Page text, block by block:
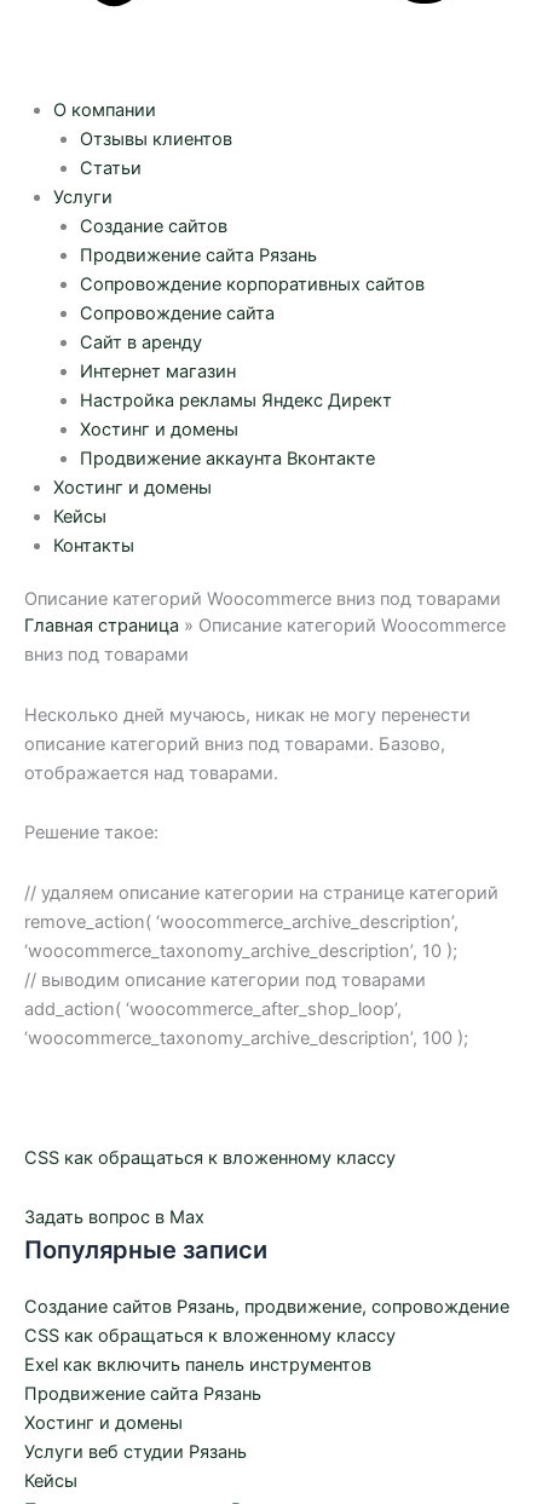
О компании
Отзывы клиентов
Статьи
Услуги
Создание сайтов
Продвижение сайта Рязань
Сопровождение корпоративных сайтов
Сопровождение сайта
Сайт в аренду
Интернет магазин
Настройка рекламы Яндекс Директ
Хостинг и домены
Продвижение аккаунта Вконтакте
Хостинг и домены
Кейсы
Контакты
Описание категорий Woocommerce вниз под товарами
Главная страница » Описание категорий Woocommerce
вниз под товарами
Несколько дней мучаюсь, никак не могу перенести
описание категорий вниз под товарами. Базово,
отображается над товарами.
Решение такое:
// удаляем описание категории на странице категорий
remove_action( ‘woocommerce_archive_description’,
‘woocommerce_taxonomy_archive_description’, 10 );
// выводим описание категории под товарами
add_action( ‘woocommerce_after_shop_loop’,
‘woocommerce_taxonomy_archive_description’, 100 );
CSS как обращаться к вложенному классу
Задать вопрос в Max
Популярные записи
Создание сайтов Рязань, продвижение, сопровождение
CSS как обращаться к вложенному классу
Exel как включить панель инструментов
Продвижение сайта Рязань
Хостинг и домены
Услуги веб студии Рязань
Кейсы